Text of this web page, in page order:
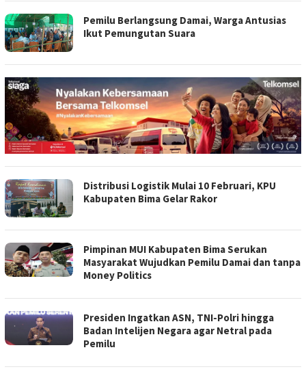
Pemilu Berlangsung Damai, Warga Antusias
Ikut Pemungutan Suara
Distribusi Logistik Mulai 10 Februari, KPU
Kabupaten Bima Gelar Rakor
Pimpinan MUI Kabupaten Bima Serukan
Masyarakat Wujudkan Pemilu Damai dan tanpa
Money Politics
Presiden Ingatkan ASN, TNI-Polri hingga
Badan Intelijen Negara agar Netral pada
Pemilu